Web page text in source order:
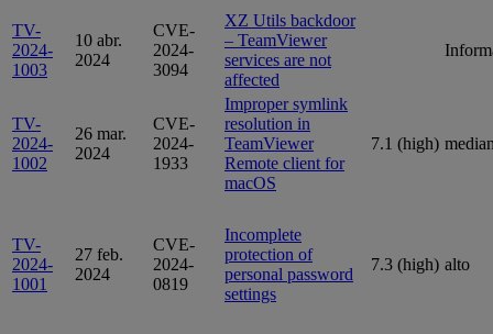
TV-
2024-
1003
10 abr.
2024
CVE-
2024-
3094
XZ Utils backdoor
– TeamViewer
services are not
affected
TV-
2024-
1002
26 mar.
2024
CVE-
2024-
1933
Improper symlink
resolution in
TeamViewer
Remote client for
macOS
7.1 (high)
TV-
2024-
1001
27 feb.
2024
CVE-
2024-
0819
Incomplete
protection of
personal password
settings
7.3 (high) alto